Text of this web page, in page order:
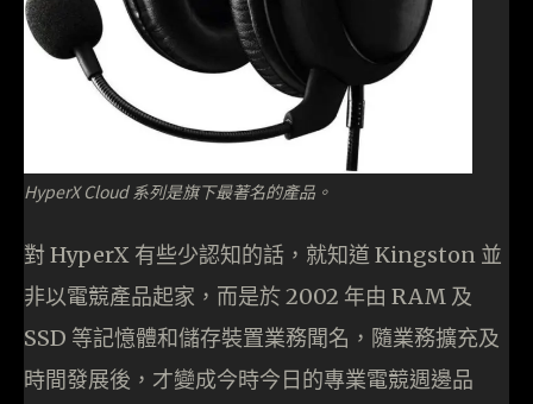
HyperX Cloud 系列是旗下最著名的產品。
對 HyperX 有些少認知的話，就知道 Kingston 並
非以電競產品起家，而是於 2002 年由 RAM 及
SSD 等記憶體和儲存裝置業務聞名，隨業務擴充及
時間發展後，才變成今時今日的專業電競週邊品